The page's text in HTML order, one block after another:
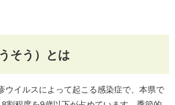
そう）とは
イルスによって起こる感染症で、本県で